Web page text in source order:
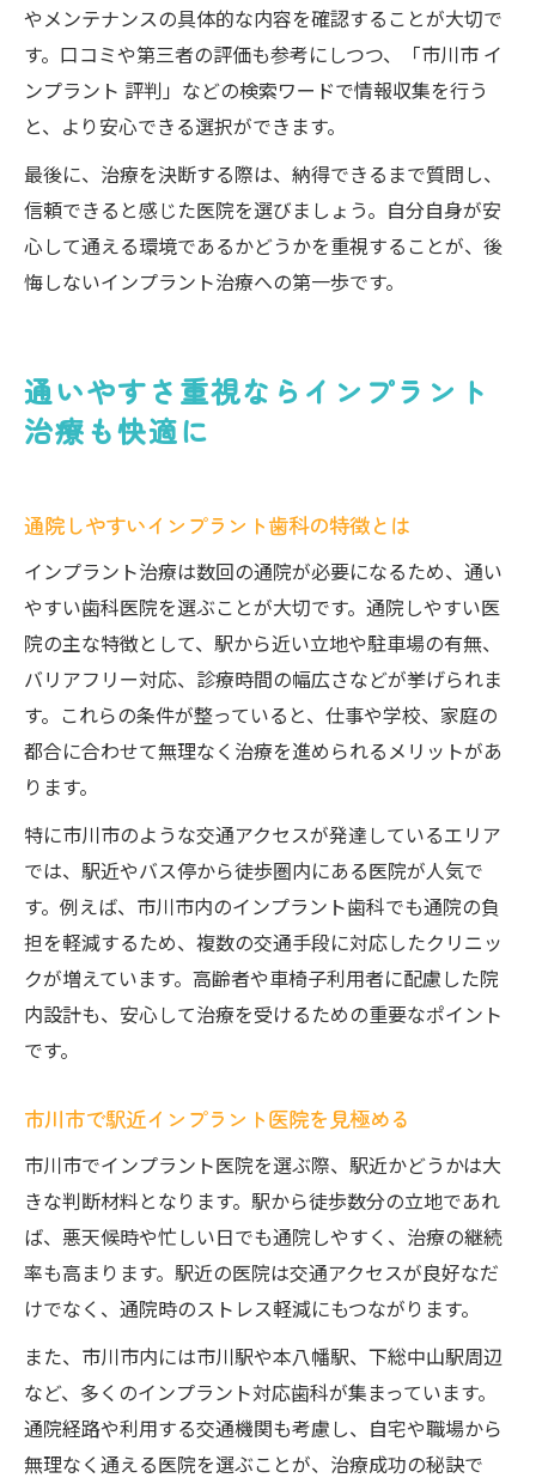
やメンテナンスの具体的な内容を確認することが大切で
す。口コミや第三者の評価も参考にしつつ、「市川市 イ
ンプラント 評判」などの検索ワードで情報収集を行う
と、より安心できる選択ができます。
最後に、治療を決断する際は、納得できるまで質問し、
信頼できると感じた医院を選びましょう。自分自身が安
心して通える環境であるかどうかを重視することが、後
悔しないインプラント治療への第一歩です。
通いやすさ重視ならインプラント
治療も快適に
通院しやすいインプラント歯科の特徴とは
インプラント治療は数回の通院が必要になるため、通い
やすい歯科医院を選ぶことが大切です。通院しやすい医
院の主な特徴として、駅から近い立地や駐車場の有無、
バリアフリー対応、診療時間の幅広さなどが挙げられま
す。これらの条件が整っていると、仕事や学校、家庭の
都合に合わせて無理なく治療を進められるメリットがあ
ります。
特に市川市のような交通アクセスが発達しているエリア
では、駅近やバス停から徒歩圏内にある医院が人気で
す。例えば、市川市内のインプラント歯科でも通院の負
担を軽減するため、複数の交通手段に対応したクリニッ
クが増えています。高齢者や車椅子利用者に配慮した院
内設計も、安心して治療を受けるための重要なポイント
です。
市川市で駅近インプラント医院を見極める
市川市でインプラント医院を選ぶ際、駅近かどうかは大
きな判断材料となります。駅から徒歩数分の立地であれ
ば、悪天候時や忙しい日でも通院しやすく、治療の継続
率も高まります。駅近の医院は交通アクセスが良好なだ
けでなく、通院時のストレス軽減にもつながります。
また、市川市内には市川駅や本八幡駅、下総中山駅周辺
など、多くのインプラント対応歯科が集まっています。
通院経路や利用する交通機関も考慮し、自宅や職場から
無理なく通える医院を選ぶことが、治療成功の秘訣で